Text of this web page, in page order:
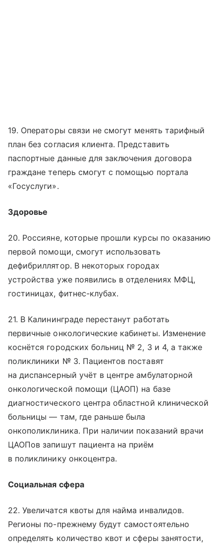
19. Операторы связи не смогут менять тарифный
план без согласия клиента. Представить
паспортные данные для заключения договора
граждане теперь смогут с помощью портала
«Госуслуги».
Здоровье
20. Россияне, которые прошли курсы по оказанию
первой помощи, смогут использовать
дефибриллятор. В некоторых городах
устройства уже появились в отделениях МФЦ,
гостиницах, фитнес-клубах.
21. В Калининграде перестанут работать
первичные онкологические кабинеты. Изменение
коснётся городских больниц № 2, 3 и 4, а также
поликлиники № 3. Пациентов поставят
на диспансерный учёт в центре амбулаторной
онкологической помощи (ЦАОП) на базе
диагностического центра областной клинической
больницы — там, где раньше была
онкополиклиника. При наличии показаний врачи
ЦАОПов запишут пациента на приём
в поликлинику онкоцентра.
Социальная сфера
22. Увеличатся квоты для найма инвалидов.
Регионы по-прежнему будут самостоятельно
определять количество квот и сферы занятости,